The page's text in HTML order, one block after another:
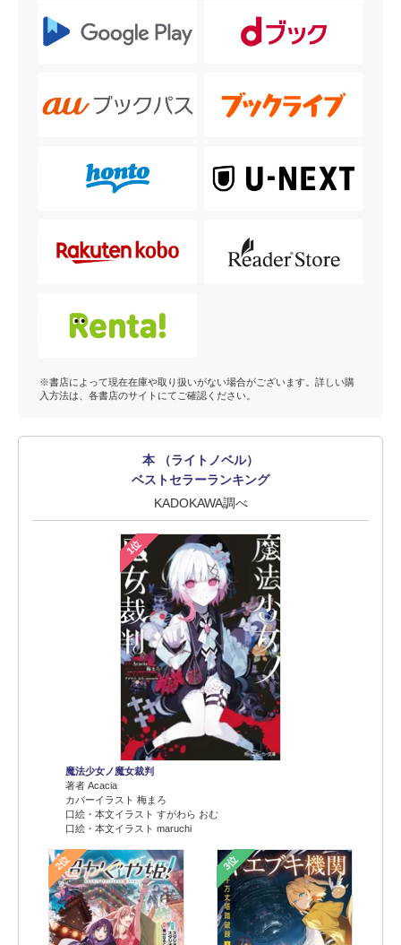
※書店によって現在在庫や取り扱いがない場合がございます。詳しい購
入方法は、各書店のサイトにてご確認ください。
本 （ライトノベル）
ベストセラーランキング
KADOKAWA調べ
1位
魔法少女ノ魔女裁判
著者 Acacia
カバーイラスト 梅まろ
口絵・本文イラスト すがわら おむ
口絵・本文イラスト maruchi
2位 3位